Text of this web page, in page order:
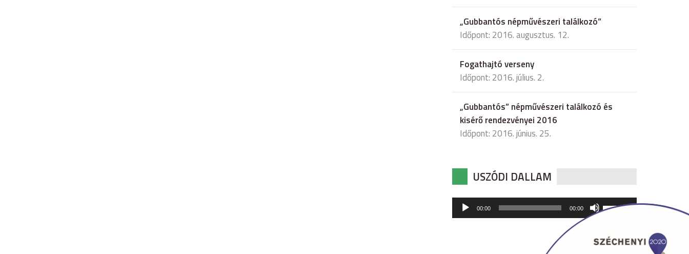
„Gubbantós népművészeri találkozó”
Időpont: 2016. augusztus. 12.
Fogathajtó verseny
Időpont: 2016. július. 2.
„Gubbantós” népművészeri találkozó és
kisérő rendezvényei 2016
Időpont: 2016. június. 25.
USZÓDI DALLAM
Audió
lejátszó
00:00 00:00
hangerő
csökkentéséhez